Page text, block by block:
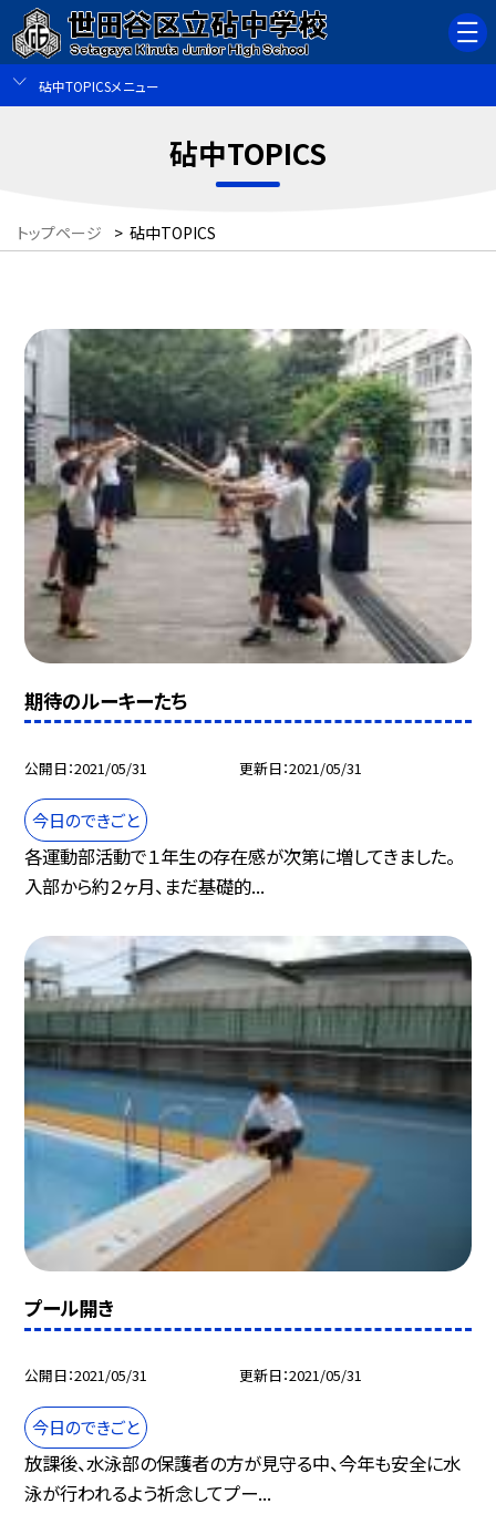
砧中TOPICSメニュー
砧中TOPICS
トップページ > 砧中TOPICS
期待のルーキーたち
公開日 2021/05/31 更新日 2021/05/31
今日のできごと
各運動部活動で１年生の存在感が次第に増してきました。
入部から約２ヶ月、まだ基礎的...
プール開き
公開日 2021/05/31 更新日 2021/05/31
今日のできごと
放課後、水泳部の保護者の方が見守る中、今年も安全に水
泳が行われるよう祈念してプー...